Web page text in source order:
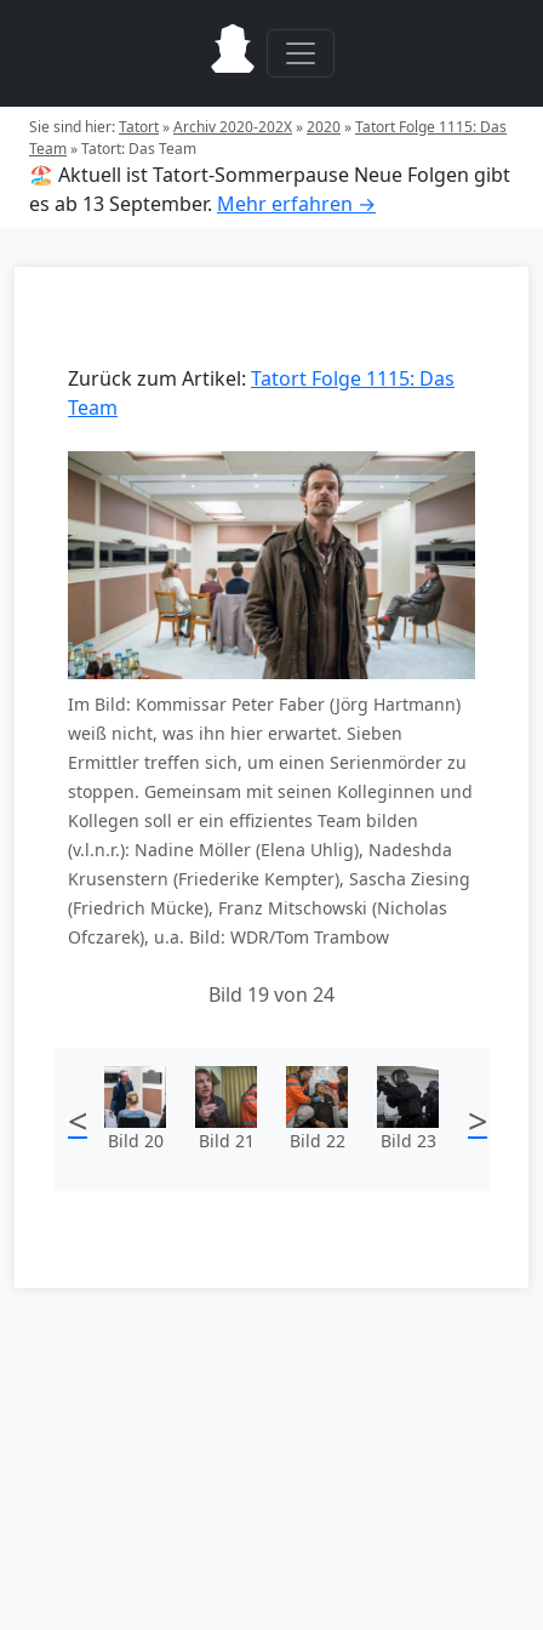
Sie sind hier:Tatort»Archiv 2020-202X»2020»Tatort Folge 1115: Das
Team»Tatort: Das Team
🏖️ Aktuell ist Tatort-Sommerpause Neue Folgen gibt
es ab 13 September. Mehr erfahren →
Zurück zum Artikel: Tatort Folge 1115: Das
Team
Im Bild: Kommissar Peter Faber (Jörg Hartmann)
weiß nicht, was ihn hier erwartet. Sieben
Ermittler treffen sich, um einen Serienmörder zu
stoppen. Gemeinsam mit seinen Kolleginnen und
Kollegen soll er ein effizientes Team bilden
(v.l.n.r.): Nadine Möller (Elena Uhlig), Nadeshda
Krusenstern (Friederike Kempter), Sascha Ziesing
(Friedrich Mücke), Franz Mitschowski (Nicholas
Ofczarek), u.a. Bild: WDR/Tom Trambow
Bild 19 von 24
< Bild 20 Bild 21 Bild 22 Bild 23 >